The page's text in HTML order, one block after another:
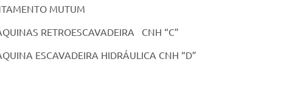
MUTUM
RETROESCAVADEIRA CNH “C”
ESCAVADEIRA HIDRÁULICA CNH “D”